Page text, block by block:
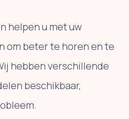
helpen u met uw
om beter te horen en te
hebben verschillende
beschikbaar,